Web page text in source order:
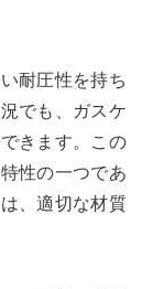
耐圧性を持ち
でも、ガスケ
きます。この
性の一つであ
、適切な材質